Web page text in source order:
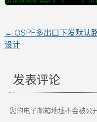
文
导
航
← OSPF多出口下发默认
设计
发表评论
您的电子邮箱地址不会被公开